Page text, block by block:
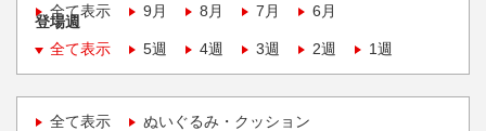
全て表示
9月 8月 7月 6月
登場週
全て表示
5週 4週 3週 2週 1週
全て表示 ぬいぐるみ・クッション